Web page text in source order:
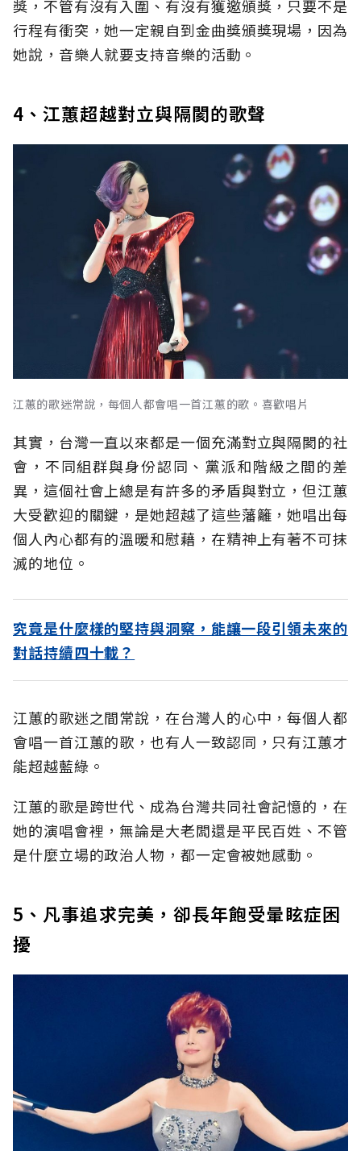
獎，不管有沒有入圍、有沒有獲邀頒獎，只要不是
行程有衝突，她一定親自到金曲獎頒獎現場，因為
她說，音樂人就要支持音樂的活動。
4、江蕙超越對立與隔閡的歌聲
江蕙的歌迷常說，每個人都會唱一首江蕙的歌。喜歡唱片
其實，台灣一直以來都是一個充滿對立與隔閡的社
會，不同組群與身份認同、黨派和階級之間的差
異，這個社會上總是有許多的矛盾與對立，但江蕙
大受歡迎的關鍵，是她超越了這些藩籬，她唱出每
個人內心都有的溫暖和慰藉，在精神上有著不可抹
滅的地位。
究竟是什麼樣的堅持與洞察，能讓一段引領未來的
對話持續四十載？
江蕙的歌迷之間常說，在台灣人的心中，每個人都
會唱一首江蕙的歌，也有人一致認同，只有江蕙才
能超越藍綠。
江蕙的歌是跨世代、成為台灣共同社會記憶的，在
她的演唱會裡，無論是大老闆還是平民百姓、不管
是什麼立場的政治人物，都一定會被她感動。
5、凡事追求完美，卻長年飽受暈眩症困
擾